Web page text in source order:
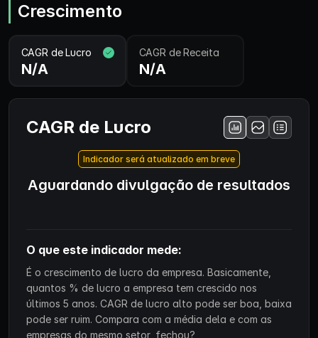
Crescimento
CAGR de Lucro
N/A
CAGR de Receita
N/A
CAGR de Lucro
Indicador será atualizado em breve
Aguardando divulgação de resultados
O que este indicador mede:
É o crescimento de lucro da empresa. Basicamente,
quantos % de lucro a empresa tem crescido nos
últimos 5 anos. CAGR de lucro alto pode ser boa, baixa
pode ser ruim. Compara com a média dela e com as
empresas do mesmo setor, fechou?